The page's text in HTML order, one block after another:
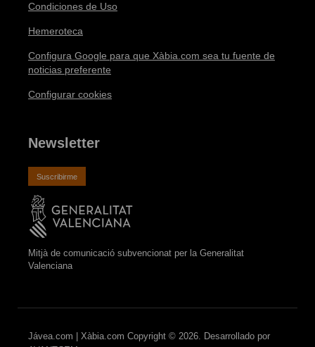
Condiciones de Uso
Hemeroteca
Configura Google para que Xàbia.com sea tu fuente de
noticias preferente
Configurar cookies
Newsletter
Suscribirme
Mitjà de comunicació subvencionat per la Generalitat
Valenciana
Jávea.com | Xàbia.com Copyright © 2026. Desarrollado por